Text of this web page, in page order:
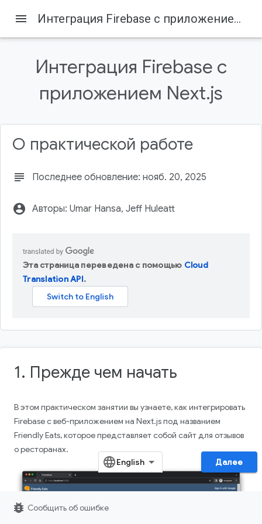
Firebase Firebase Codelabs
Содержание
1. Прежде чем начать
Предварительные требования
Что вам понадобится
GitHub.
menu Интеграция Firebase с приложением Next.js
Интеграция Firebase с
приложением Next.js
О практической работе
subject Последнее обновление: нояб. 20, 2025
account_circle Авторы: Umar Hansa, Jeff Huleatt
Эта страница переведена с помощью Cloud
Translation API.
1. Прежде чем начать
В этом практическом занятии вы узнаете, как интегрировать
Firebase с веб-приложением на Next.js под названием
Friendly Eats, которое представляет собой сайт для отзывов
о ресторанах.
Далее
bug_report Сообщить об ошибке